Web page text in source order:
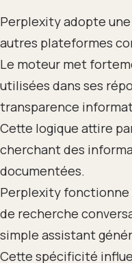
Perplexity adopte
autres plateformes
Le moteur met
utilisées dans ses
transparence
Cette logique attire
cherchant des
documentées.
Perplexity fonctionne
de recherche
simple assistant
Cette spécificité